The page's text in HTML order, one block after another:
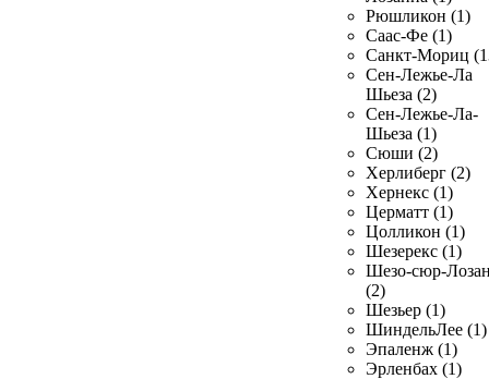
Рюшликон (1)
Саас-Фе (1)
Санкт-Мориц
Сен-Лежье-Ла
Шьеза (2)
Сен-Лежье-Ла-
Шьеза (1)
Сюши (2)
Херлиберг (2)
Хернекс (1)
Церматт (1)
Цолликон (1)
Шезерекс (1)
Шезо-сюр-
(2)
Шезьер (1)
ШиндельЛее (1)
Эпаленж (1)
Эрленбах (1)